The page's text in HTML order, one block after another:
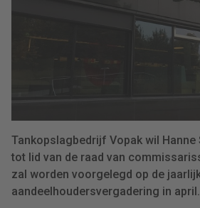
Tankopslagbedrijf Vopak wil Hanne
tot lid van de raad van
zal worden voorgelegd op de
aandeelhoudersvergadering in april.